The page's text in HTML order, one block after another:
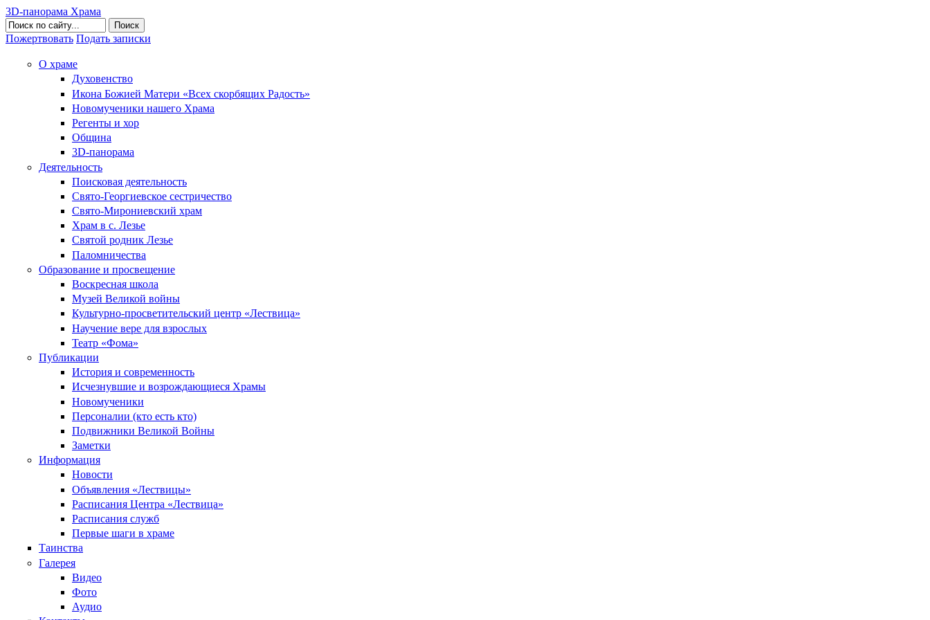
3D-панорама Храма
Поиск
Пожертвовать Подать записки
О храме
Духовенство
Икона Божией Матери «Всех скорбящих Радость»
Новомученики нашего Храма
Регенты и хор
Община
3D-панорама
Деятельность
Поисковая деятельность
Свято-Георгиевское сестричество
Свято-Мирониевский храм
Храм в с. Лезье
Святой родник Лезье
Паломничества
Образование и просвещение
Воскресная школа
Музей Великой войны
Культурно-просветительский центр «Лествица»
Научение вере для взрослых
Театр «Фома»
Публикации
История и современность
Исчезнувшие и возрождающиеся Храмы
Новомученики
Персоналии (кто есть кто)
Подвижники Великой Войны
Заметки
Информация
Новости
Объявления «Лествицы»
Расписания Центра «Лествица»
Расписания служб
Первые шаги в храме
Таинства
Галерея
Видео
Фото
Аудио